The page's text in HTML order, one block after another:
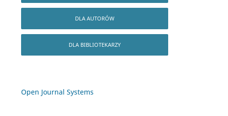
DLA AUTORÓW
DLA BIBLIOTEKARZY
Open Journal Systems